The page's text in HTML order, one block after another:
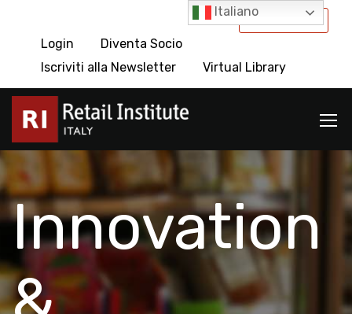
International
Login
Diventa Socio
Iscriviti alla Newsletter
Virtual Library
Innovation
Italiano